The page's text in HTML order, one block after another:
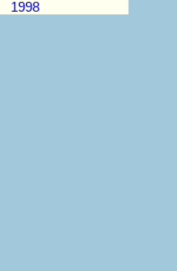
1998